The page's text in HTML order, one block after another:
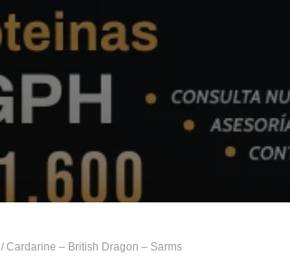
/ Cardarine – British Dragon – Sarms